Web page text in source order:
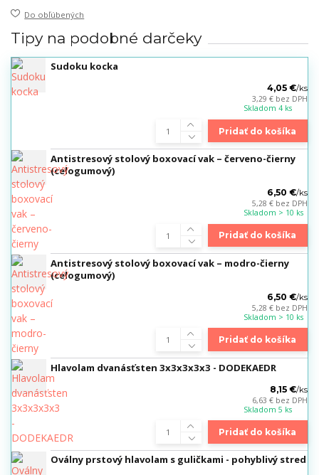
Do obľúbených
Tipy na podobné darčeky
Sudoku kocka
4,05 €/ks
3,29 € bez DPH
Skladom 4 ks
Pridať do košíka
Antistresový stolový boxovací vak – červeno-čierny
(celogumový)
6,50 €/ks
5,28 € bez DPH
Skladom > 10 ks
Pridať do košíka
Antistresový stolový boxovací vak – modro-čierny
(celogumový)
6,50 €/ks
5,28 € bez DPH
Skladom > 10 ks
Pridať do košíka
Hlavolam dvanásťsten 3x3x3x3x3 - DODEKAEDR
8,15 €/ks
6,63 € bez DPH
Skladom 5 ks
Pridať do košíka
Oválny prstový hlavolam s guličkami - pohyblivý stred